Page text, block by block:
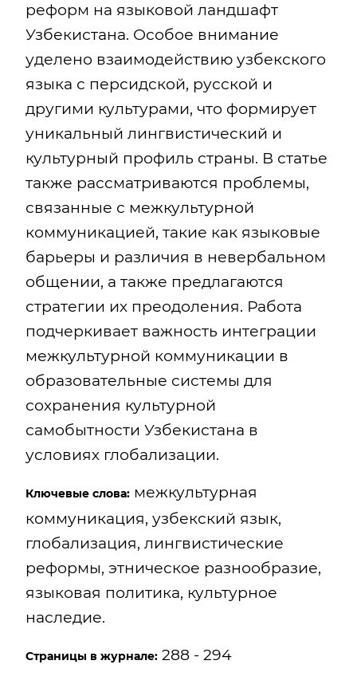
реформ на языковой ландшафт
Узбекистана. Особое внимание
уделено взаимодействию узбекского
языка с персидской, русской и
другими культурами, что формирует
уникальный лингвистический и
культурный профиль страны. В статье
также рассматриваются проблемы,
связанные с межкультурной
коммуникацией, такие как языковые
барьеры и различия в невербальном
общении, а также предлагаются
стратегии их преодоления. Работа
подчеркивает важность интеграции
межкультурной коммуникации в
образовательные системы для
сохранения культурной
самобытности Узбекистана в
условиях глобализации.
Ключевые слова: межкультурная
коммуникация, узбекский язык,
глобализация, лингвистические
реформы, этническое разнообразие,
языковая политика, культурное
наследие.
Страницы в журнале: 288 - 294